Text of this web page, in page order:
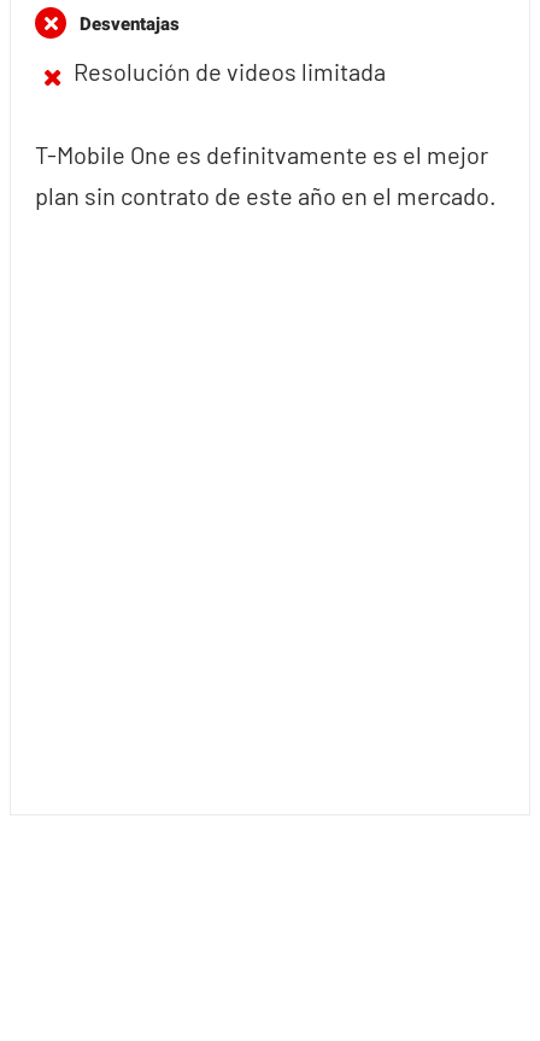
Desventajas
Resolución de videos limitada
T-Mobile One es definitvamente es el mejor
plan sin contrato de este año en el mercado.